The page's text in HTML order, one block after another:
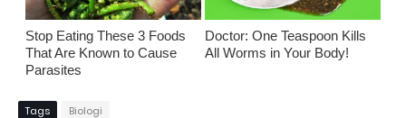
Stop Eating These 3 Foods
That Are Known to Cause
Parasites
Doctor: One Teaspoon Kills
All Worms in Your Body!
Tags Biologi